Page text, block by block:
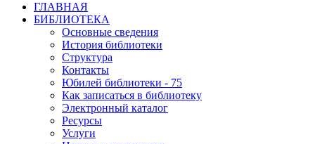
ГЛАВНАЯ
БИБЛИОТЕКА
Основные сведения
История библиотеки
Структура
Контакты
Юбилей библиотеки - 75
Как записаться в библиотеку
Электронный каталог
Ресурсы
Услуги